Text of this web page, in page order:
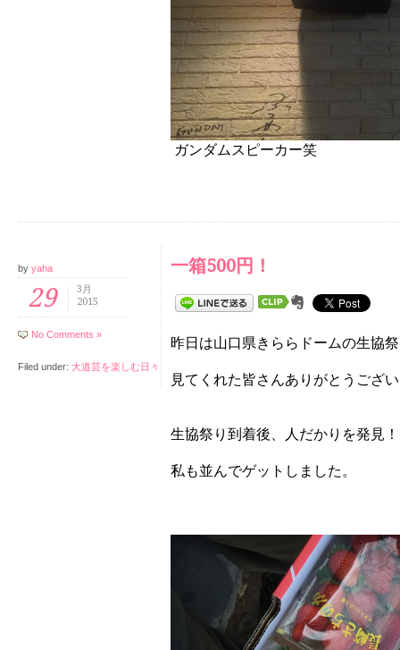
ガンダムスピーカー笑
by yaha
29
3月
2015
No Comments »
Filed under: 大道芸を楽しむ日々
一箱500円！
昨日は山口県きららドームの生協
見てくれた皆さんありがとうござ
生協祭り到着後、人だかりを発見！
私も並んでゲットしました。